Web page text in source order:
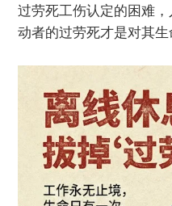
过劳死工伤认定的困难
动者的过劳死才是对其生